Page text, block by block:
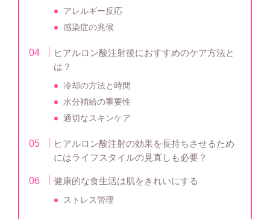
アレルギー反応
感染症の兆候
ヒアルロン酸注射後におすすめのケア方法と
は？
冷却の方法と時間
水分補給の重要性
適切なスキンケア
ヒアルロン酸注射の効果を長持ちさせるため
にはライフスタイルの見直しも必要？
健康的な食生活は肌をきれいにする
ストレス管理